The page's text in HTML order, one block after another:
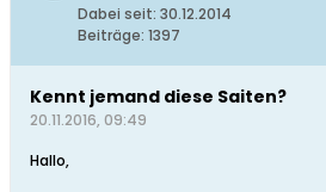
Dabei seit: 30.12.2014
Beiträge: 1397
Kennt jemand diese Saiten?
20.11.2016, 09:49
Hallo,